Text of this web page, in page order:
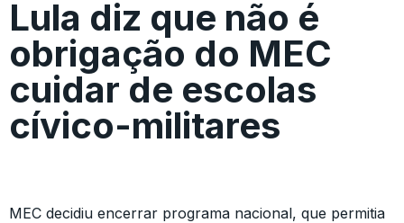
Lula diz que não é
obrigação do MEC
cuidar de escolas
cívico-militares
MEC decidiu encerrar programa nacional, que permitia